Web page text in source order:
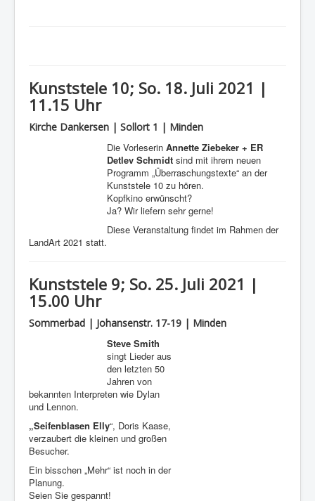
Kunststele 10; So. 18. Juli 2021 |
11.15 Uhr
Kirche Dankersen | Sollort 1 | Minden
Die Vorleserin Annette Ziebeker + ER
Detlev Schmidt sind mit ihrem neuen
Programm „Überraschungstexte“ an der
Kunststele 10 zu hören.
Kopfkino erwünscht?
Ja? Wir liefern sehr gerne!
Diese Veranstaltung findet im Rahmen der
LandArt 2021 statt.
Kunststele 9; So. 25. Juli 2021 |
15.00 Uhr
Sommerbad | Johansenstr. 17-19 | Minden
Steve Smith
singt Lieder aus
den letzten 50
Jahren von
bekannten Interpreten wie Dylan
und Lennon.
„Seifenblasen Elly“, Doris Kaase,
verzaubert die kleinen und großen
Besucher.
Ein bisschen „Mehr“ ist noch in der
Planung.
Seien Sie gespannt!